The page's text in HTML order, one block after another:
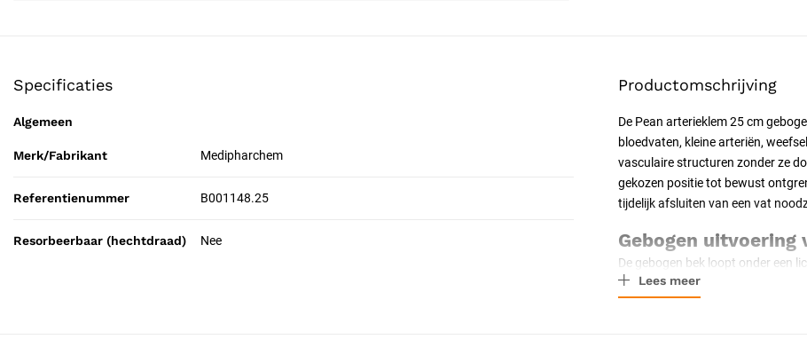
Specificaties
Algemeen
Merk/Fabrikant Medipharchem
Referentienummer B001148.25
Resorbeerbaar (hechtdraad) Nee
Productomschrijving
De Pean arterieklem 25 cm
bloedvaten, kleine arteriën,
vasculaire structuren zonder ze
gekozen positie tot bewust
tijdelijk afsluiten van een vat
Gebogen
De gebogen bek loopt onder een
minder direct zichtbare locatie
Lees meer